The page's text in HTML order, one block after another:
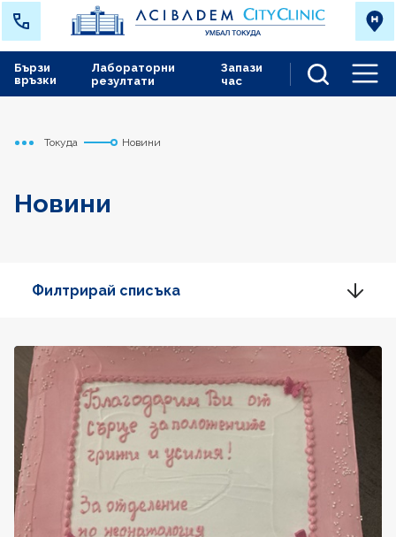
Лабораторни
резултати
Запази
час
Бързи
връзки
Начало
Токуда Новини
Новини
Филтрирай списъка